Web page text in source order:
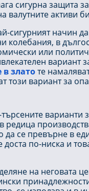
сигурна защита
валутните активи
начин
колебания, в
или
вариант
в златоте
вариант за
да се превърне в
по-ниска и
на неговата